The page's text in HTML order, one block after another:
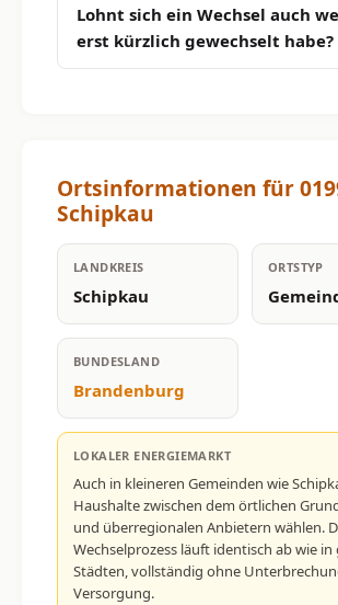
Lohnt sich ein Wechsel auch
erst kürzlich gewechselt habe?
Ortsinformationen für
Schipkau
LANDKREIS
Schipkau
ORTSTYP
BUNDESLAND
Brandenburg
LOKALER ENERGIEMARKT
Auch in kleineren Gemeinden wie
Haushalte zwischen dem örtlichen
und überregionalen Anbietern wählen.
Wechselprozess läuft identisch ab wie in
Städten, vollständig ohne
Versorgung.